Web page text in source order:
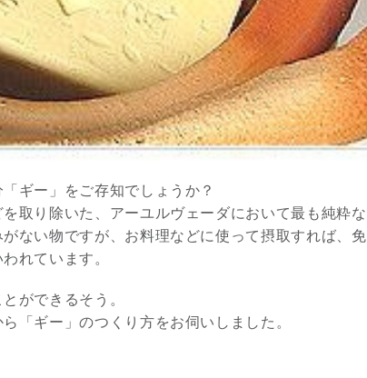
ギー」をご存知でしょうか？
取り除いた、アーユルヴェーダにおいて最も純粋な
ない物ですが、お料理などに使って摂取すれば、免
れています。
ができるそう。
「ギー」のつくり方をお伺いしました。